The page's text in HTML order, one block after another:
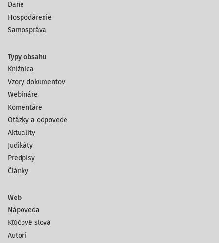
Dane
Hospodárenie
Samospráva
Typy obsahu
Knižnica
Vzory dokumentov
Webináre
Komentáre
Otázky a odpovede
Aktuality
Judikáty
Predpisy
Články
Web
Nápoveda
Kľúčové slová
Autori